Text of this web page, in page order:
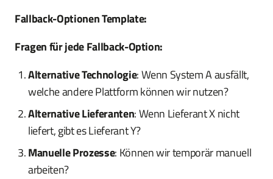
Fallback-Optionen Template:
Fragen für jede Fallback-Option:
Alternative Technologie: Wenn System A ausfällt,
welche andere Plattform können wir nutzen?
Alternative Lieferanten: Wenn Lieferant X nicht
liefert, gibt es Lieferant Y?
Manuelle Prozesse: Können wir temporär manuell
arbeiten?